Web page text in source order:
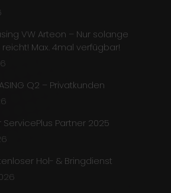
VW Arteon – Nur solange
Max. 4mal verfügbar!
Q2 – Privatkunden
Partner 2025
Hol- & Bringdienst